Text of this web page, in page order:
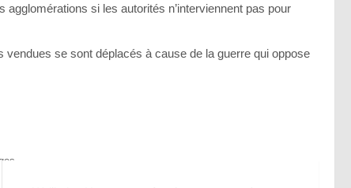
si les autorités n’interviennent pas pour
se sont déplacés à cause de la guerre qui oppose